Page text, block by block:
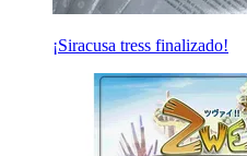
¡Siracusa tress finalizado!